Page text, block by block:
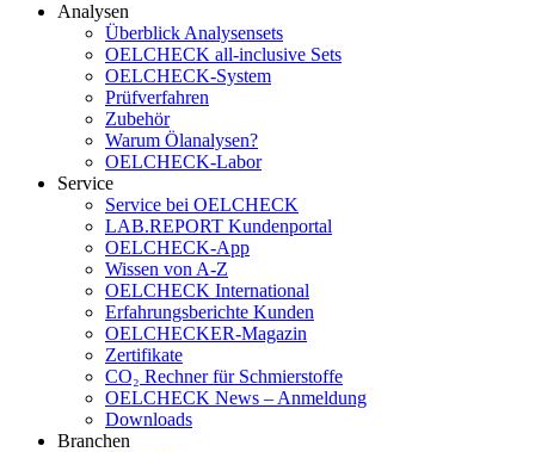
Analysen
Überblick Analysensets
OELCHECK all-inclusive Sets
OELCHECK-System
Prüfverfahren
Zubehör
Warum Ölanalysen?
OELCHECK-Labor
Service
Service bei OELCHECK
LAB.REPORT Kundenportal
OELCHECK-App
Wissen von A-Z
OELCHECK International
Erfahrungsberichte Kunden
OELCHECKER-Magazin
Zertifikate
CO₂ Rechner für Schmierstoffe
OELCHECK News – Anmeldung
Downloads
Branchen